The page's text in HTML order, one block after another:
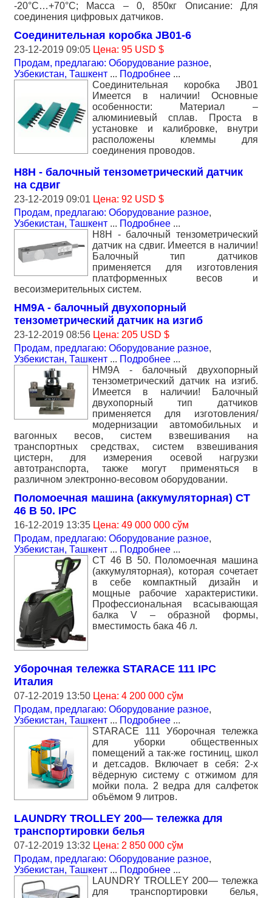
-20°С…+70°С; Масса – 0, 850кг Описание: Для
соединения цифровых датчиков.
Соединительная коробка JB01-6
23-12-2019 09:05 Цена: 95 USD $
Продам, предлагаю: Оборудование разное,
Узбекистан, Ташкент ... Подробнее ...
Соединительная коробка JB01
Имеется в наличии! Основные
особенности: Материал –
алюминиевый сплав. Проста в
установке и калибровке, внутри
расположены клеммы для
соединения проводов.
H8H - балочный тензометрический датчик
на сдвиг
23-12-2019 09:01 Цена: 92 USD $
Продам, предлагаю: Оборудование разное,
Узбекистан, Ташкент ... Подробнее ...
H8H - балочный тензометрический
датчик на сдвиг. Имеется в наличии!
Балочный тип датчиков
применяется для изготовления
платформенных весов и
весоизмерительных систем.
HM9A - балочный двухопорный
тензометрический датчик на изгиб
23-12-2019 08:56 Цена: 205 USD $
Продам, предлагаю: Оборудование разное,
Узбекистан, Ташкент ... Подробнее ...
HM9A - балочный двухопорный
тензометрический датчик на изгиб.
Имеется в наличии! Балочный
двухопорный тип датчиков
применяется для изготовления/
модернизации автомобильных и
вагонных весов, систем взвешивания на
транспортных средствах, систем взвешивания
цистерн, для измерения осевой нагрузки
автотранспорта, также могут применяться в
различном электронно-весовом оборудовании.
Поломоечная машина (аккумуляторная) CT
46 B 50. IPC
16-12-2019 13:35 Цена: 49 000 000 сўм
Продам, предлагаю: Оборудование разное,
Узбекистан, Ташкент ... Подробнее ...
CT 46 B 50. Поломоечная машина
(аккумуляторная), которая сочетает
в себе компактный дизайн и
мощные рабочие характеристики.
Профессиональная всасывающая
балка V – образной формы,
вместимость бака 46 л.
Уборочная тележка STARACE 111 IPC
Италия
07-12-2019 13:50 Цена: 4 200 000 сўм
Продам, предлагаю: Оборудование разное,
Узбекистан, Ташкент ... Подробнее ...
STARACE 111 Уборочная тележка
для уборки общественных
помещений а так-же гостиниц, школ
и дет.садов. Включает в себя: 2-х
вёдерную систему с отжимом для
мойки пола. 2 ведра для салфеток
объёмом 9 литров.
LAUNDRY TROLLEY 200— тележка для
транспортировки белья
07-12-2019 13:32 Цена: 2 850 000 сўм
Продам, предлагаю: Оборудование разное,
Узбекистан, Ташкент ... Подробнее ...
LAUNDRY TROLLEY 200— тележка
для транспортировки белья,